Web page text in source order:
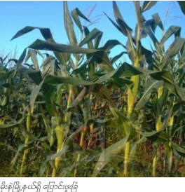
မိုးနဲမြို့နယ်ရှိ ပြောင်းဖူးခြံ